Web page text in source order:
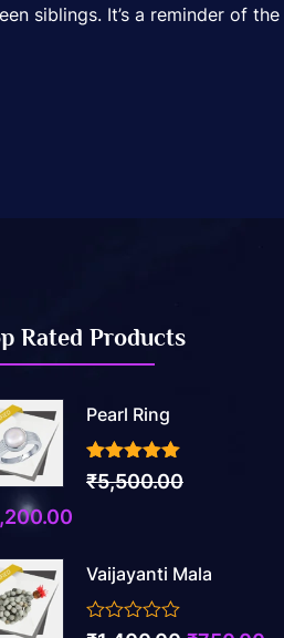
siblings. It’s a reminder of
Rated Products
Pearl Ring
3.50out of 5
₹5,500.00
is:
₹2,200.00.
Vaijayanti Mala